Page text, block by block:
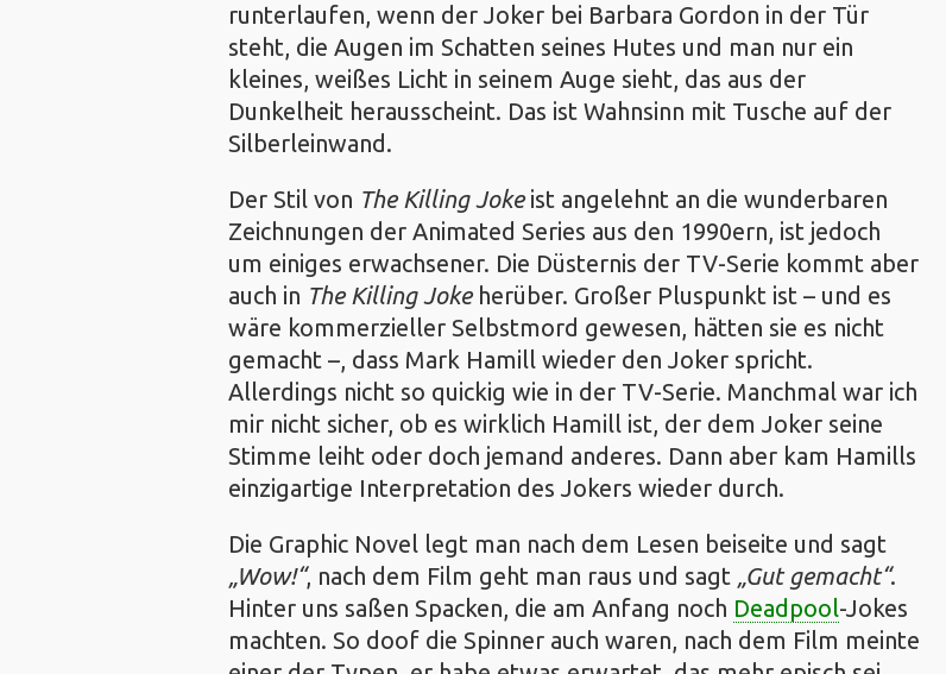
runterlaufen, wenn der Joker bei Barbara Gordon in der Tür
steht, die Augen im Schatten seines Hutes und man nur ein
kleines, weißes Licht in seinem Auge sieht, das aus der
Dunkelheit herausscheint. Das ist Wahnsinn mit Tusche auf der
Silberleinwand.
Der Stil von The Killing Jokeist angelehnt an die wunderbaren
Zeichnungen der Animated Series aus den 1990ern, ist jedoch
um einiges erwachsener. Die Düsternis der TV-Serie kommt aber
auch in The Killing Jokeherüber. Großer Pluspunkt ist – und es
wäre kommerzieller Selbstmord gewesen, hätten sie es nicht
gemacht –, dass Mark Hamill wieder den Joker spricht.
Allerdings nicht so quickig wie in der TV-Serie. Manchmal war ich
mir nicht sicher, ob es wirklich Hamill ist, der dem Joker seine
Stimme leiht oder doch jemand anderes. Dann aber kam Hamills
einzigartige Interpretation des Jokers wieder durch.
Die Graphic Novel legt man nach dem Lesen beiseite und sagt
Wow! , nach dem Film geht man raus und sagt Gut gemacht .
Hinter uns saßen Spacken, die am Anfang noch Deadpool-Jokes
machten. So doof die Spinner auch waren, nach dem Film meinte